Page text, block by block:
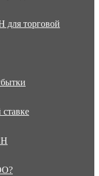
торговой